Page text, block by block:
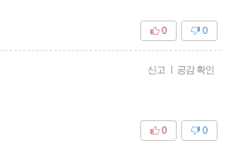
0
0
신고 | 공감 확인
0
0